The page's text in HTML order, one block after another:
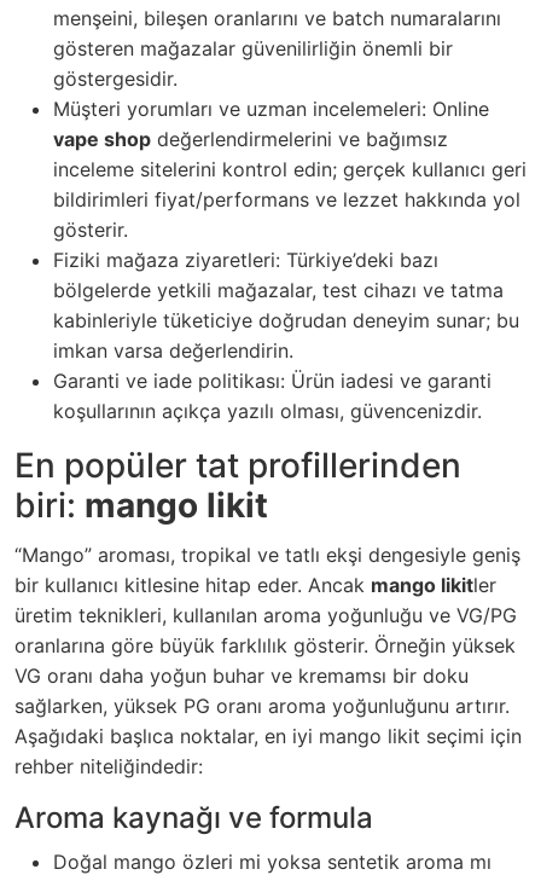
menşeini, bileşen oranlarını ve batch numaralarını
gösteren mağazalar güvenilirliğin önemli bir
göstergesidir.
Müşteri yorumları ve uzman incelemeleri: Online
vape shop değerlendirmelerini ve bağımsız
inceleme sitelerini kontrol edin; gerçek kullanıcı geri
bildirimleri fiyat/performans ve lezzet hakkında yol
gösterir.
Fiziki mağaza ziyaretleri: Türkiye’deki bazı
bölgelerde yetkili mağazalar, test cihazı ve tatma
kabinleriyle tüketiciye doğrudan deneyim sunar; bu
imkan varsa değerlendirin.
Garanti ve iade politikası: Ürün iadesi ve garanti
koşullarının açıkça yazılı olması, güvencenizdir.
En popüler tat profillerinden
biri: mango likit
“Mango” aroması, tropikal ve tatlı ekşi dengesiyle geniş
bir kullanıcı kitlesine hitap eder. Ancak mango likitler
üretim teknikleri, kullanılan aroma yoğunluğu ve VG/PG
oranlarına göre büyük farklılık gösterir. Örneğin yüksek
VG oranı daha yoğun buhar ve kremamsı bir doku
sağlarken, yüksek PG oranı aroma yoğunluğunu artırır.
Aşağıdaki başlıca noktalar, en iyi mango likit seçimi için
rehber niteliğindedir:
Aroma kaynağı ve formula
Doğal mango özleri mi yoksa sentetik aroma mı